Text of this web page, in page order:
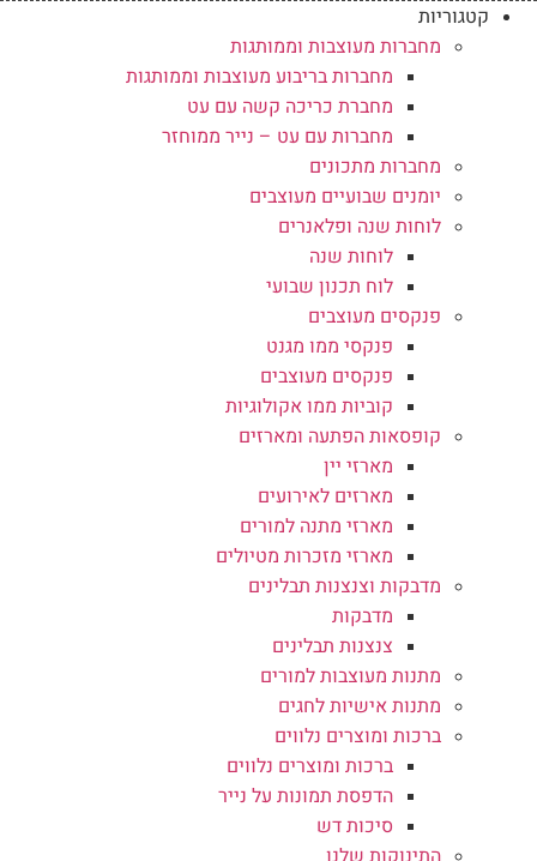
קטגוריות
מחברות מעוצבות וממותגות
מחברות בריבוע מעוצבות וממותגות
מחברת כריכה קשה עם עט
מחברות עם עט – נייר ממוחזר
מחברות מתכונים
יומנים שבועיים מעוצבים
לוחות שנה ופלאנרים
לוחות שנה
לוח תכנון שבועי
פנקסים מעוצבים
פנקסי ממו מגנט
פנקסים מעוצבים
קוביות ממו אקולוגיות
קופסאות הפתעה ומארזים
מארזי יין
מארזים לאירועים
מארזי מתנה למורים
מארזי מזכרות מטיולים
מדבקות וצנצנות תבלינים
מדבקות
צנצנות תבלינים
מתנות מעוצבות למורים
מתנות אישיות לחגים
ברכות ומוצרים נלווים
ברכות ומוצרים נלווים
הדפסת תמונות על נייר
סיכות דש